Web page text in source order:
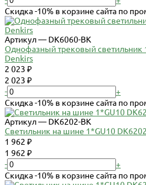
Скидка -10% в корзине сайта по
Артикул — DK6060-BK
Однофазный трековый светильник
Denkirs
2 023 ₽
2 023 ₽
-
+
Скидка -10% в корзине сайта по
Артикул — DK6202-BK
Светильник на шине 1*GU10
1 962 ₽
1 962 ₽
-
+
Скидка -10% в корзине сайта по